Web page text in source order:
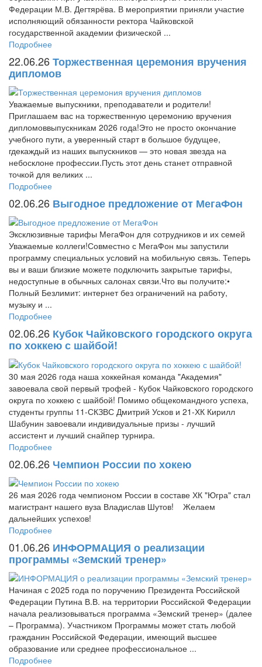
Федерации М.В. Дегтярёва. В мероприятии приняли участие
исполняющий обязанности ректора Чайковской
государственной академии физической ...
Подробнее
22.06.26Торжественная церемония вручения
дипломов
Уважаемые выпускники, преподаватели и родители!
Приглашаем вас на торжественную церемонию вручения
дипломоввыпускникам 2026 года!Это не просто окончание
учебного пути, а уверенный старт в большое будущее,
гдекаждый из наших выпускников — это новая звезда на
небосклоне профессии.Пусть этот день станет отправной
точкой для великих ...
Подробнее
02.06.26 Выгодное предложение от МегаФон
Эксклюзивные тарифы МегаФон для сотрудников и их семей
Уважаемые коллеги!Совместно с МегаФон мы запустили
программу специальных условий на мобильную связь. Теперь
вы и ваши близкие можете подключить закрытые тарифы,
недоступные в обычных салонах связи.Что вы получите:•
Полный Безлимит: интернет без ограничений на работу,
музыку и ...
Подробнее
02.06.26 Кубок Чайковского городского округа
по хоккею с шайбой!
30 мая 2026 года наша хоккейная команда "Академия"
завоевала свой первый трофей - Кубок Чайковского городского
округа по хоккею с шайбой! Помимо общекомандного успеха,
студенты группы 11-СКЗВС Дмитрий Усков и 21-ХК Кирилл
Шабунин завоевали индивидуальные призы - лучший
ассистент и лучший снайпер турнира.
Подробнее
02.06.26 Чемпион России по хокею
26 мая 2026 года чемпионом России в составе ХК "Югра" стал
магистрант нашего вуза Владислав Шутов! Желаем
дальнейших успехов!
Подробнее
01.06.26 ИНФОРМАЦИЯ о реализации
программы «Земский тренер»
Начиная с 2025 года по поручению Президента Российской
Федерации Путина В.В. на территории Российской Федерации
начала реализовываться программа «Земский тренер» (далее
– Программа). Участником Программы может стать любой
гражданин Российской Федерации, имеющий высшее
образование или среднее профессиональное ...
Подробнее